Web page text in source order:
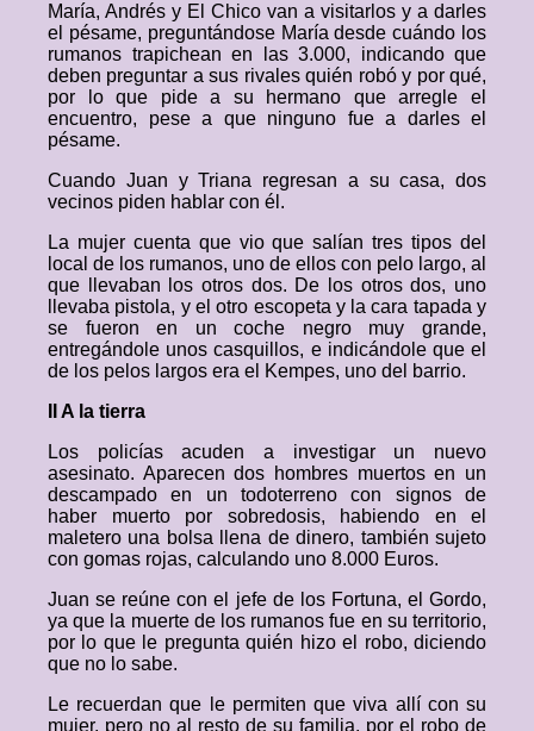
María, Andrés y El Chico van a visitarlos y a darles
el pésame, preguntándose María desde cuándo los
rumanos trapichean en las 3.000, indicando que
deben preguntar a sus rivales quién robó y por qué,
por lo que pide a su hermano que arregle el
encuentro, pese a que ninguno fue a darles el
pésame.
Cuando Juan y Triana regresan a su casa, dos
vecinos piden hablar con él.
La mujer cuenta que vio que salían tres tipos del
local de los rumanos, uno de ellos con pelo largo, al
que llevaban los otros dos. De los otros dos, uno
llevaba pistola, y el otro escopeta y la cara tapada y
se fueron en un coche negro muy grande,
entregándole unos casquillos, e indicándole que el
de los pelos largos era el Kempes, uno del barrio.
II A la tierra
Los policías acuden a investigar un nuevo
asesinato. Aparecen dos hombres muertos en un
descampado en un todoterreno con signos de
haber muerto por sobredosis, habiendo en el
maletero una bolsa llena de dinero, también sujeto
con gomas rojas, calculando uno 8.000 Euros.
Juan se reúne con el jefe de los Fortuna, el Gordo,
ya que la muerte de los rumanos fue en su territorio,
por lo que le pregunta quién hizo el robo, diciendo
que no lo sabe.
Le recuerdan que le permiten que viva allí con su
mujer, pero no al resto de su familia, por el robo de